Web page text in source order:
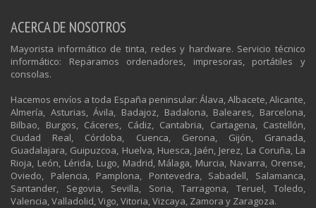
ACERCA DE NOSOTROS
Mayorista informático de tinta, redes y hardware. Servicio técnico
informático: Reparamos ordenadores, impresoras, portátiles y
consolas.
Hacemos envíos a toda España peninsular: Álava, Albacete, Alicante,
Almería, Asturias, Ávila, Badajoz, Badalona, Baleares, Barcelona,
Bilbao, Burgos, Cáceres, Cádiz, Cantabria, Cartagena, Castellón,
Ciudad Real, Córdoba, Cuenca, Gerona, Gijón, Granada,
Guadalajara, Guipuzcoa, Huelva, Huesca, Jaén, Jerez, La Coruña, La
Rioja, León, Lérida, Lugo, Madrid, Málaga, Murcia, Navarra, Orense,
Oviedo, Palencia, Pamplona, Pontevedra, Sabadell, Salamanca,
Santander, Segovia, Sevilla, Soria, Tarragona, Teruel, Toledo,
Valencia, Valladolid, Vigo, Vitoria, Vizcaya, Zamora y Zaragoza.